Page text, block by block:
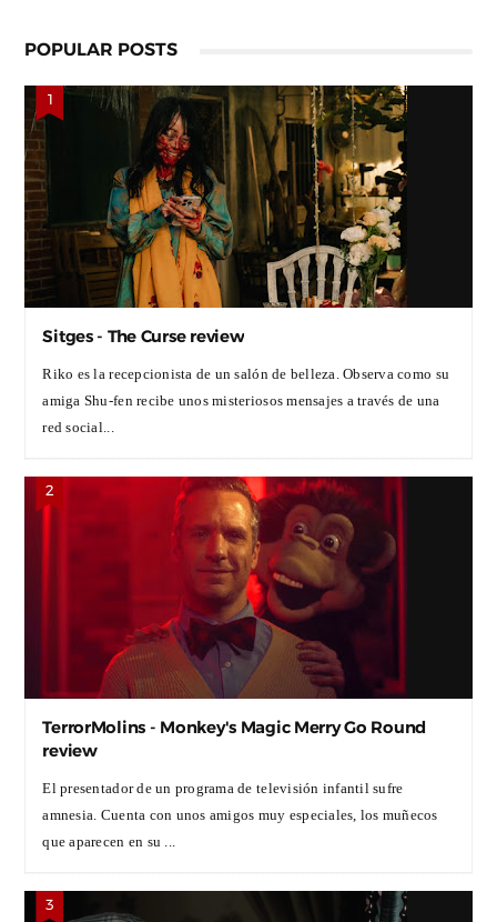
POPULAR POSTS
Sitges - The Curse review
Riko es la recepcionista de un salón de belleza. Observa como su
amiga Shu-fen recibe unos misteriosos mensajes a través de una
red social...
TerrorMolins - Monkey's Magic Merry Go Round
review
El presentador de un programa de televisión infantil sufre
amnesia. Cuenta con unos amigos muy especiales, los muñecos
que aparecen en su ...